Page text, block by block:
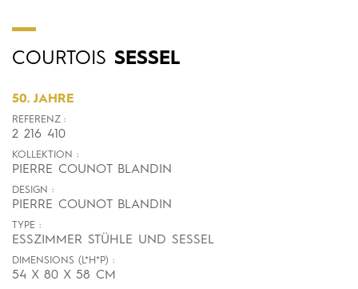
COURTOIS SESSEL
50. JAHRE
REFERENZ :
2 216 410
KOLLEKTION :
PIERRE COUNOT BLANDIN
DESIGN :
PIERRE COUNOT BLANDIN
TYPE :
ESSZIMMER STÜHLE UND SESSEL
DIMENSIONS (L*H*P) :
54 X 80 X 58 CM